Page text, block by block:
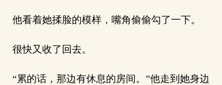
他看着她揉脸的模样，嘴角偷偷勾了一下。
很快又收了回去。
“累的话，那边有休息的房间。”他走到她身边